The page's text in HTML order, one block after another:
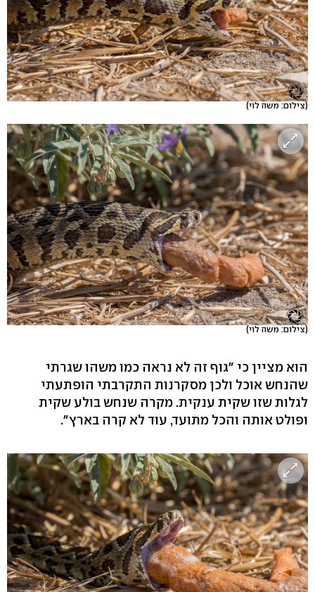
(צילום: משה לוי)
(צילום: משה לוי)
הוא מציין כי "גוף זה לא נראה כמו משהו שגרתי
שהנחש אוכל ולכן מסקרנות התקרבתי הופתעתי
לגלות שזו שקית ענקית. מקרה שנחש בולע שקית
ופולט אותה והכל מתועד, עוד לא קרה בארץ".